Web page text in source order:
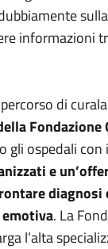
informazioni
di
Fondazione
gli ospedali
e
. La
l’alta